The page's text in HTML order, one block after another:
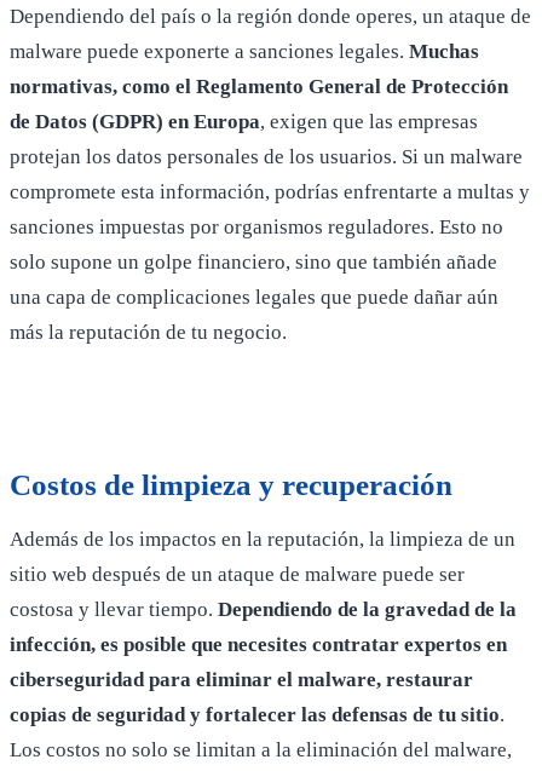
Dependiendo del país o la región donde operes, un ataque de
malware puede exponerte a sanciones legales. Muchas
normativas, como el Reglamento General de Protección
de Datos (GDPR) en Europa, exigen que las empresas
protejan los datos personales de los usuarios. Si un malware
compromete esta información, podrías enfrentarte a multas y
sanciones impuestas por organismos reguladores. Esto no
solo supone un golpe financiero, sino que también añade
una capa de complicaciones legales que puede dañar aún
más la reputación de tu negocio.
Costos de limpieza y recuperación
Además de los impactos en la reputación, la limpieza de un
sitio web después de un ataque de malware puede ser
costosa y llevar tiempo. Dependiendo de la gravedad de la
infección, es posible que necesites contratar expertos en
ciberseguridad para eliminar el malware, restaurar
copias de seguridad y fortalecer las defensas de tu sitio.
Los costos no solo se limitan a la eliminación del malware,